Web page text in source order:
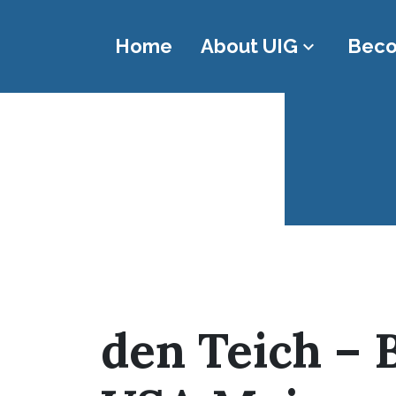
Home About UIG keyboard_arrow_down
den Teich –